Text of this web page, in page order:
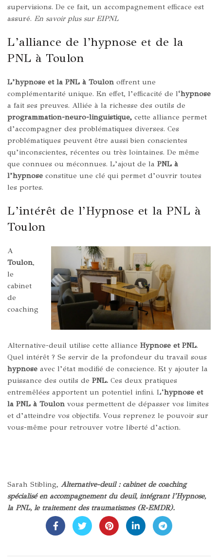
supervisions. De ce fait, un accompagnement efficace est
assuré. En savoir plus sur EIPNL
L’alliance de l’hypnose et de la
PNL à Toulon
L’hypnose et la PNL à Toulon offrent une
complémentarité unique. En effet, l’efficacité de l‘hypnose
a fait ses preuves. Alliée à la richesse des outils de
programmation-neuro-linguistique, cette alliance permet
d’accompagner des problématiques diverses. Ces
problématiques peuvent être aussi bien conscientes
qu’inconscientes, récentes ou très lointaines. De même
que connues ou méconnues. L’ajout de la PNL à
l’hypnose constitue une clé qui permet d’ouvrir toutes
les portes.
L’intérêt de l’Hypnose et la PNL à
Toulon
A
Toulon,
le
cabinet
de
coaching
Alternative-deuil utilise cette alliance Hypnose et PNL.
Quel intérêt ? Se servir de la profondeur du travail sous
hypnose avec l’état modifié de conscience. Et y ajouter la
puissance des outils de PNL. Ces deux pratiques
entremêlées apportent un potentiel infini. L‘hypnose et
la PNL à Toulon vous permettent de dépasser vos limites
et d’atteindre vos objectifs. Vous reprenez le pouvoir sur
vous-même pour retrouver votre liberté d’action.
Sarah Stibling, Alternative-deuil : cabinet de coaching
spécialisé en accompagnement du deuil, intégrant l’Hypnose,
la PNL, le traitement des traumatismes (R-EMDR).